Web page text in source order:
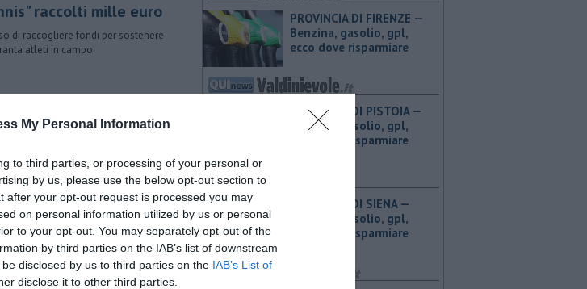
My Personal Information
to third parties, or processing of your personal or
by us, please use the below opt-out section to
after your opt-out request is processed you may
on personal information utilized by us or personal
to your opt-out. You may separately opt-out of the
by third parties on the IAB’s list of downstream
disclosed by us to third parties on the IAB’s List of
disclose it to other third parties.
raccolti mille euro
di raccogliere fondi per sostenere
atleti in campo
MARTEDÌ 26 DICEMBRE 2017 ORE 11:36
donato alcuni dipinti realizzati dagli
il centro ospedaliero
SABATO27 MARZO 2021ORE 09:30
Covid, ma stessi servizi
PROVINCIA DI FIRENZE — ​
Benzina, gasolio, gpl,
ecco dove risparmiare
PROVINCIA DI PISTOIA — ​
Benzina, gasolio, gpl,
ecco dove risparmiare
PROVINCIA DI SIENA — ​
Benzina, gasolio, gpl,
ecco dove risparmiare